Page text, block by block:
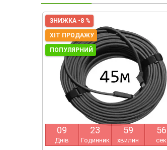
ЗНИЖКА -8 %
ХІТ ПРОДАЖУ
ПОПУЛЯРНИЙ
09
Днів
23
Годинник
59
хвилин
56
сек